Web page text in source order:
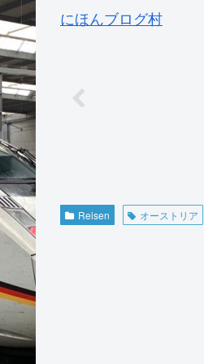
にほんブログ村
Reisen オーストリア